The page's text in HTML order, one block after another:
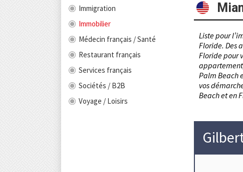
Immigration
Immobilier
Médecin français / Santé
Restaurant français
Services français
Sociétés / B2B
Voyage / Loisirs
Liste pour
Floride. Des
Floride pour
Palm Beach
vos
Beach et en